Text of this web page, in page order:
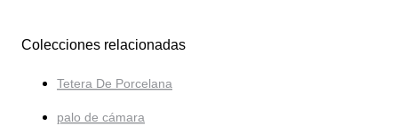
Colecciones relacionadas
Tetera De Porcelana
palo de cámara